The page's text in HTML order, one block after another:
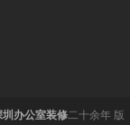
圳办公室装修二十余年 版